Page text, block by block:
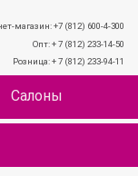
магазин: +7 (812) 600-4-300
Опт: + 7 (812) 233-14-50
Розница: + 7 (812) 233-94-11
Салоны